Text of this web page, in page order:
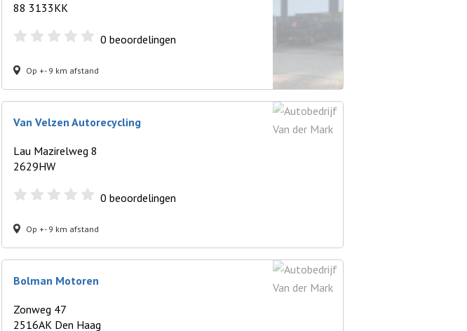
88 3133KK
0 beoordelingen
Op +- 9 km afstand
Van Velzen Autorecycling
Lau Mazirelweg 8
2629HW
0 beoordelingen
Op +- 9 km afstand
Bolman Motoren
Zonweg 47
2516AK Den Haag